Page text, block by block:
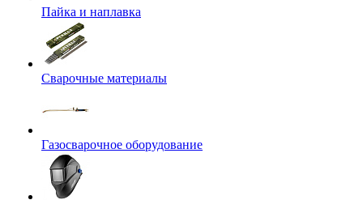
Пайка и наплавка
Сварочные материалы
Газосварочное оборудование